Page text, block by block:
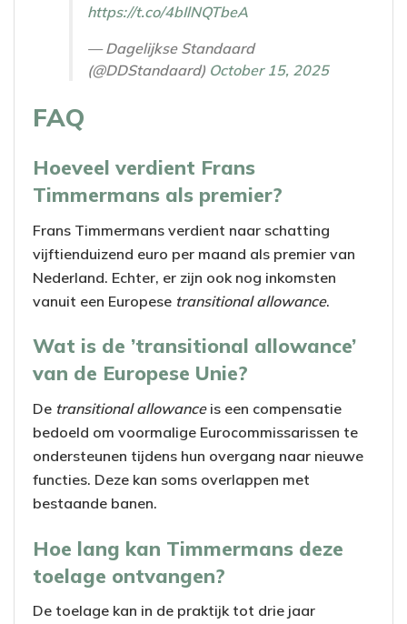
https://t.co/4bIlNQTbeA
— Dagelijkse Standaard
(@DDStandaard) October 15, 2025
FAQ
Hoeveel verdient Frans
Timmermans als premier?
Frans Timmermans verdient naar schatting
vijftienduizend euro per maand als premier van
Nederland. Echter, er zijn ook nog inkomsten
vanuit een Europese transitional allowance.
Wat is de ’transitional allowance’
van de Europese Unie?
De transitional allowanceis een compensatie
bedoeld om voormalige Eurocommissarissen te
ondersteunen tijdens hun overgang naar nieuwe
functies. Deze kan soms overlappen met
bestaande banen.
Hoe lang kan Timmermans deze
toelage ontvangen?
De toelage kan in de praktijk tot drie jaar